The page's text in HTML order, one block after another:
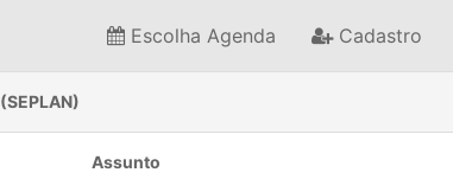
Escolha Agenda Cadastro
(SEPLAN)
Assunto